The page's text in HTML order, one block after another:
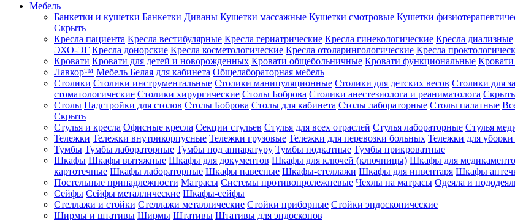
Мебель
Банкетки и кушетки Банкетки Диваны Кушетки массажные Кушетки смотровые Кушетки
Скрыть
Кресла пациента Кресла вестибулярные Кресла гериатрические Кресла гинекологические Кресла диализные
ЭХО-ЭГ Кресла донорские Кресла косметологические Кресла отоларингологические Кресла
Кровати Кровати для детей и новорожденных Кровати общебольничные Кровати функциональные Кровати
Лавкор™ Мебель Белая для кабинета Общелабораторная мебель
Столики Столики инструментальные Столики манипуляционные Столики для детских весов Столики для
стоматологические Столики хирургические Столы Боброва Столики анестезиолога и реаниматолога Скрыть
Столы Надстройки для столов Столы Боброва Столы для кабинета Столы лабораторные Столы палатные
Скрыть
Стулья и кресла Офисные кресла Секции стульев Стулья для всех отраслей Стулья лабораторные Стулья
Тележки Тележки внутрикорпусные Тележки грузовые Тележки для перевозки больных Тележки для
Тумбы Тумбы лабораторные Тумбы под аппаратуру Тумбы подкатные Тумбы прикроватные
Шкафы Шкафы вытяжные Шкафы для документов Шкафы для ключей (ключницы) Шкафы для
картотечные Шкафы лабораторные Шкафы навесные Шкафы-стеллажи Шкафы для инвентаря Шкафы
Постельные принадлежности Матрасы Системы противопролежневые Чехлы на матрасы Одеяла и
Сейфы Сейфы металлические Шкафы-сейфы
Стеллажи и стойки Стеллажи металлические Стойки приборные Стойки эндоскопические
Ширмы и штативы Ширмы Штативы Штативы для эндоскопов